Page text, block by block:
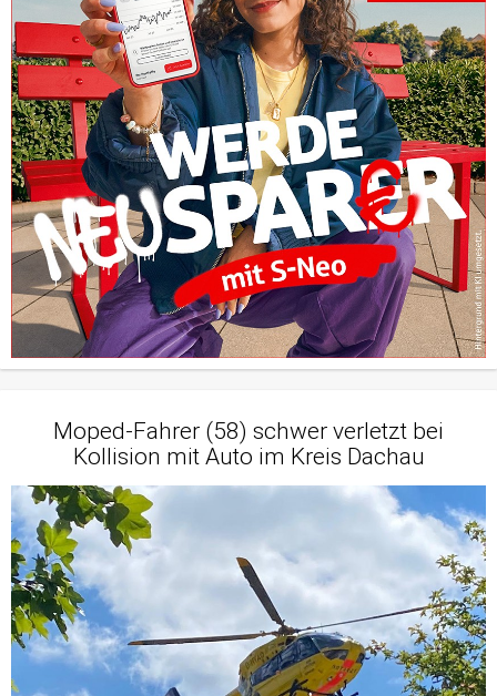
Moped-Fahrer (58) schwer verletzt bei
Kollision mit Auto im Kreis Dachau